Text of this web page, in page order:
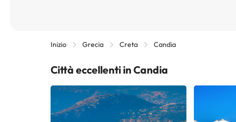
Inizio Grecia Creta Candia
Città eccellenti in Candia